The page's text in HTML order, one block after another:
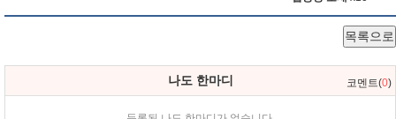
목록으로
나도 한마디 코멘트(0)